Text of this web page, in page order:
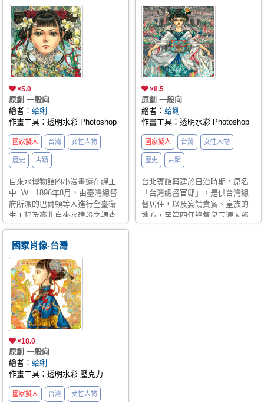
×5.0
原創 一般向
繪者： 蛤蜊
作畫工具：透明水彩 Photoshop
國家擬人 台灣 女性人物
歷史 古蹟
自來水博物館的小漫畫還在趕工
中=W= 1896年8月，由臺灣總督
府所派的巴爾頓等人進行全臺衛
生工程及臺北自來水建設之調查
畔建取水口，以引取原水；在觀
音山麓設淨水場，進行淨水處
理，再將處理過之清水，以抽水
機抽送至觀音山上之配水池，藉
由重力方式自然流下，供應住戶
日常用水。 1908年取水口、唧筒
室建築與設備裝置先行完成，
1909年輸配水管、淨水場及配水
池全面完工，淨水場開始供水，
出水量20,000噸，用水人口十二
萬人，並命名為臺北水源地慢濾
場，從此臺北自來水開始邁入現
×8.5
原創 一般向
繪者： 蛤蜊
作畫工具：透明水彩 Photoshop
國家擬人 台灣 女性人物
歷史 古蹟
台北賓館興建於日治時期，原名
「台灣總督官邸」，是供台灣總
督居住，以及宴請貴賓、皇族的
地方，至第四任總督兒玉源太郎
國家肖像-台灣
×18.0
原創 一般向
繪者： 蛤蜊
作畫工具：透明水彩 壓克力
國家擬人 台灣 女性人物